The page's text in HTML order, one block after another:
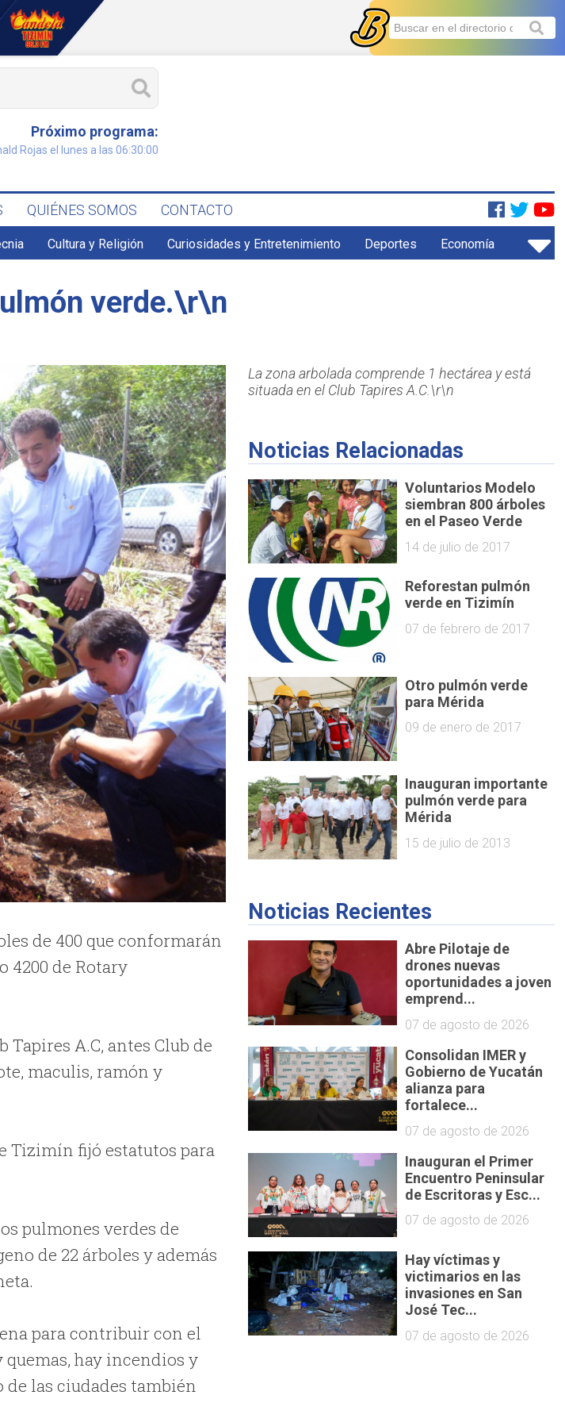
Próximo programa:
Rojas el lunes a las 06:30:00
QUIÉNES SOMOS CONTACTO
Cultura y Religión Curiosidades y Entretenimiento Deportes Economía
verde.\r\n
de 400 que conformarán
4200 de Rotary
Tapires A.C, antes Club de
maculis, ramón y
Tizimín fijó estatutos para
pulmones verdes de
de 22 árboles y además
para contribuir con el
hay incendios y
las ciudades también
La zona arbolada comprende 1 hectárea y está
situada en el Club Tapires A.C.\r\n
Noticias Relacionadas
Voluntarios Modelo
siembran 800 árboles
en el Paseo Verde
14 de julio de 2017
Reforestan pulmón
verde en Tizimín
07 de febrero de 2017
Otro pulmón verde
para Mérida
09 de enero de 2017
Inauguran importante
pulmón verde para
Mérida
15 de julio de 2013
Noticias Recientes
Abre Pilotaje de
drones nuevas
oportunidades a joven
emprend...
07 de agosto de 2026
Consolidan IMER y
Gobierno de Yucatán
alianza para
fortalece...
07 de agosto de 2026
Inauguran el Primer
Encuentro Peninsular
de Escritoras y Esc...
07 de agosto de 2026
Hay víctimas y
victimarios en las
invasiones en San
José Tec...
07 de agosto de 2026